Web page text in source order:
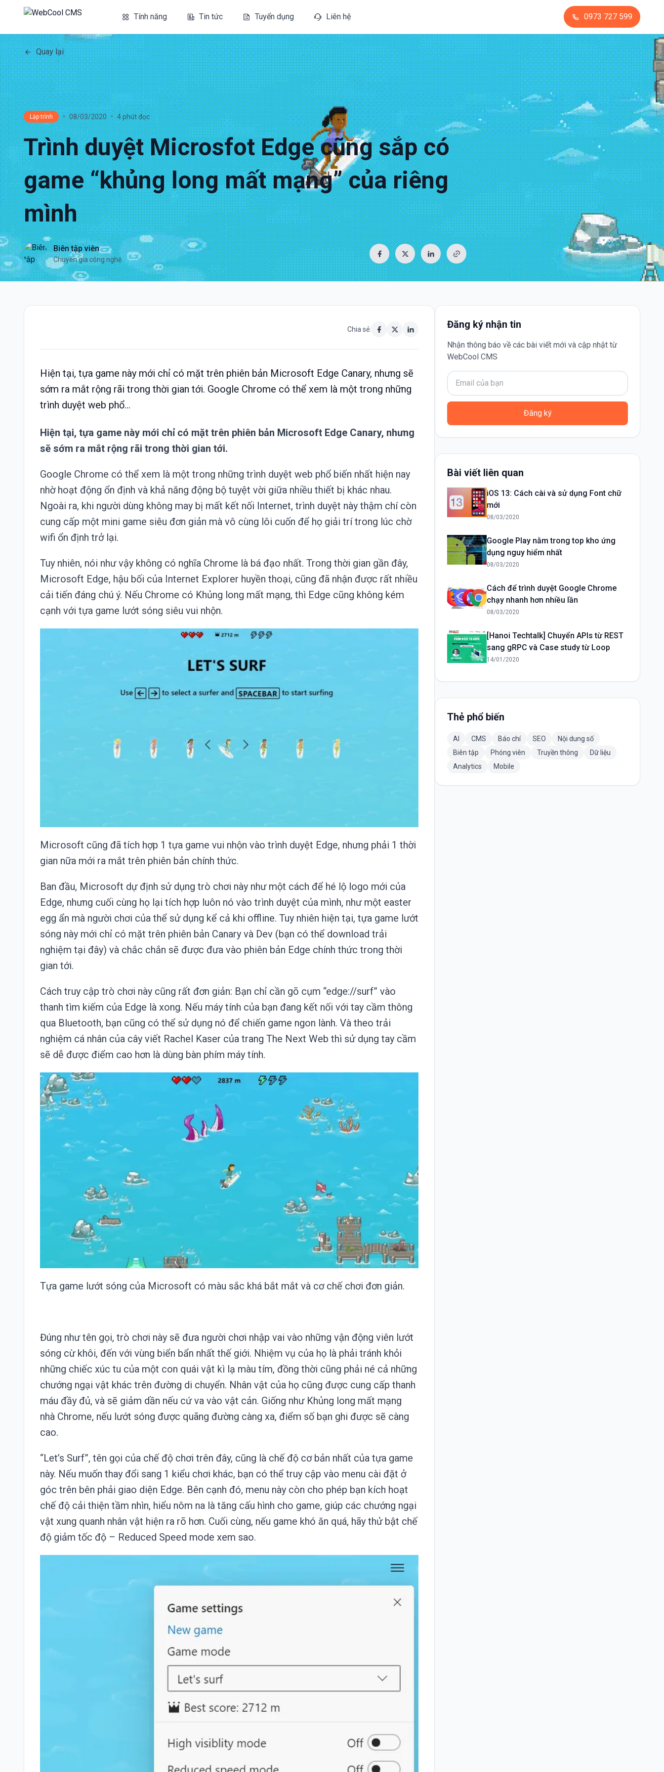
Tính năng Tin tức Tuyển dụng Liên hệ 0973 727 599
Quay lại
Lập trình • 08/03/2020 • 4 phút đọc
Trình duyệt Microsfot Edge cũng sắp có
game “khủng long mất mạng” của riêng
mình
Biên tập viên
Chuyên gia công nghệ
Chia sẻ:
Hiện tại, tựa game này mới chỉ có mặt trên phiên bản Microsoft Edge Canary, nhưng sẽ
sớm ra mắt rộng rãi trong thời gian tới. Google Chrome có thể xem là một trong những
trình duyệt web phổ...
Hiện tại, tựa game này mới chỉ có mặt trên phiên bản Microsoft Edge Canary, nhưng
sẽ sớm ra mắt rộng rãi trong thời gian tới.
Google Chrome có thể xem là một trong những trình duyệt web phổ biến nhất hiện nay
nhờ hoạt động ổn định và khả năng động bộ tuyệt vời giữa nhiều thiết bị khác nhau.
Ngoài ra, khi người dùng không may bị mất kết nối Internet, trình duyệt này thậm chí còn
cung cấp một mini game siêu đơn giản mà vô cùng lôi cuốn để họ giải trí trong lúc chờ
wifi ổn định trở lại.
Tuy nhiên, nói như vậy không có nghĩa Chrome là bá đạo nhất. Trong thời gian gần đây,
Microsoft Edge, hậu bối của Internet Explorer huyền thoại, cũng đã nhận được rất nhiều
cải tiến đáng chú ý. Nếu Chrome có Khủng long mất mạng, thì Edge cũng không kém
cạnh với tựa game lướt sóng siêu vui nhộn.
Microsoft cũng đã tích hợp 1 tựa game vui nhộn vào trình duyệt Edge, nhưng phải 1 thời
gian nữa mới ra mắt trên phiên bản chính thức.
Ban đầu, Microsoft dự định sử dụng trò chơi này như một cách để hé lộ logo mới của
Edge, nhưng cuối cùng họ lại tích hợp luôn nó vào trình duyệt của mình, như một easter
egg ẩn mà người chơi của thể sử dụng kể cả khi offline. Tuy nhiên hiện tại, tựa game lướt
sóng này mới chỉ có mặt trên phiên bản Canary và Dev (bạn có thể download trải
nghiệm tại đây) và chắc chắn sẽ được đưa vào phiên bản Edge chính thức trong thời
gian tới.
Cách truy cập trò chơi này cũng rất đơn giản: Bạn chỉ cần gõ cụm “edge://surf” vào
thanh tìm kiếm của Edge là xong. Nếu máy tính của bạn đang kết nối với tay cầm thông
qua Bluetooth, bạn cũng có thể sử dụng nó để chiến game ngon lành. Và theo trải
nghiệm cá nhân của cây viết Rachel Kaser của trang The Next Web thì sử dụng tay cầm
sẽ dễ được điểm cao hơn là dùng bàn phím máy tính.
Tựa game lướt sóng của Microsoft có màu sắc khá bắt mắt và cơ chế chơi đơn giản.
Đúng như tên gọi, trò chơi này sẽ đưa người chơi nhập vai vào những vận động viên lướt
sóng cừ khôi, đến với vùng biển bẩn nhất thế giới. Nhiệm vụ của họ là phải tránh khỏi
những chiếc xúc tu của một con quái vật kì lạ màu tím, đồng thời cũng phải né cả những
chướng ngại vật khác trên đường di chuyển. Nhân vật của họ cũng được cung cấp thanh
máu đầy đủ, và sẽ giảm dần nếu cứ va vào vật cản. Giống như Khủng long mất mạng
nhà Chrome, nếu lướt sóng được quãng đường càng xa, điểm số bạn ghi được sẽ càng
cao.
“Let’s Surf”, tên gọi của chế độ chơi trên đây, cũng là chế độ cơ bản nhất của tựa game
này. Nếu muốn thay đổi sang 1 kiểu chơi khác, bạn có thể truy cập vào menu cài đặt ở
góc trên bên phải giao diện Edge. Bên cạnh đó, menu này còn cho phép bạn kích hoạt
chế độ cải thiện tầm nhìn, hiểu nôm na là tăng cấu hình cho game, giúp các chướng ngại
vật xung quanh nhân vật hiện ra rõ hơn. Cuối cùng, nếu game khó ăn quá, hãy thử bật chế
độ giảm tốc độ – Reduced Speed mode xem sao.
Đăng ký nhận tin
Nhận thông báo về các bài viết mới và cập nhật từ
WebCool CMS
Đăng ký
Bài viết liên quan
iOS 13: Cách cài và sử dụng Font chữ
mới
08/03/2020
Google Play nằm trong top kho ứng
dụng nguy hiểm nhất
08/03/2020
Cách để trình duyệt Google Chrome
chạy nhanh hơn nhiều lần
08/03/2020
[Hanoi Techtalk] Chuyển APIs từ REST
sang gRPC và Case study từ Loop
14/01/2020
Thẻ phổ biến
AI CMS Báo chí SEO
Nội dung số
Biên tập
Phóng viên Truyền thông
Dữ liệu
Analytics
Mobile